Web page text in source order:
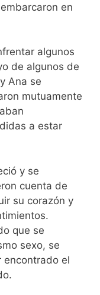
en
algunos
de algunos de
Ana se
mutuamente
a estar
y se
cuenta de
su corazón y
que se
sexo, se
encontrado el